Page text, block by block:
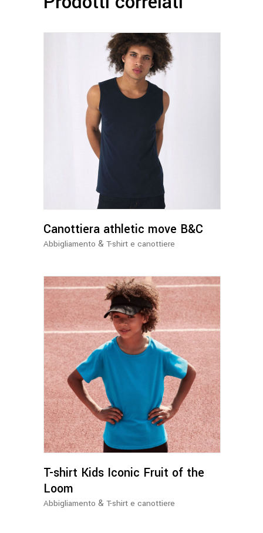
Questo
prodotto
opzioni
possono
essere
pagina
del
prodotto
Canottiera athletic move B&C
Abbigliamento & T-shirt e canottiere
prodotto
varianti.
opzioni
possono
T-shirt Kids Iconic Fruit of the
Loom
Abbigliamento & T-shirt e canottiere